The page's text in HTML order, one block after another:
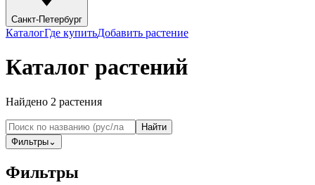
Санкт-Петербург
КаталогГде купитьДобавить растение
Каталог растений
Найдено 2 растения
Найти
Фильтры⌄
Фильтры